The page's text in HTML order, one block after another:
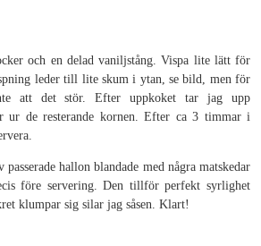
och en delad vaniljstång. Vispa lite lätt för
leder till lite skum i ytan, se bild, men för
att det stör. Efter uppkoket tar jag upp
ur de resterande kornen. Efter ca 3 timmar i
passerade hallon blandade med några matskedar
före servering. Den tillför perfekt syrlighet
klumpar sig silar jag såsen. Klart!